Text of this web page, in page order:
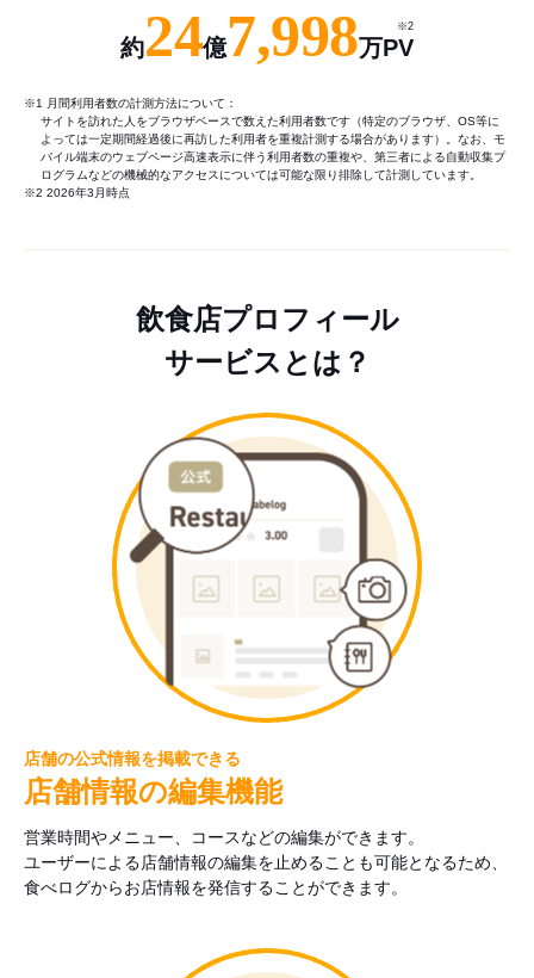
約24億7,998万PV
※2
※1 月間利用者数の計測方法について：
サイトを訪れた人をブラウザベースで数えた利用者数です（特定のブラウザ、OS等に
よっては一定期間経過後に再訪した利用者を重複計測する場合があります）。なお、モ
バイル端末のウェブページ高速表示に伴う利用者数の重複や、第三者による自動収集プ
ログラムなどの機械的なアクセスについては可能な限り排除して計測しています。
※2 2026年3月時点
飲食店プロフィール
サービスとは？
店舗の公式情報を掲載できる
店舗情報の編集機能
営業時間やメニュー、コースなどの編集ができます。
ユーザーによる店舗情報の編集を止めることも可能となるため、
食べログからお店情報を発信することができます。